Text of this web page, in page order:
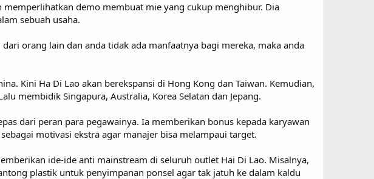
demo membuat mie yang cukup menghibur. Dia
sebuah usaha.
orang lain dan anda tidak ada manfaatnya bagi mereka, maka anda
Kini Ha Di Lao akan berekspansi di Hong Kong dan Taiwan. Kemudian,
membidik Singapura, Australia, Korea Selatan dan Jepang.
dari peran para pegawainya. Ia memberikan bonus kepada karyawan
motivasi ekstra agar manajer bisa melampaui target.
ide-ide anti mainstream di seluruh outlet Hai Di Lao. Misalnya,
plastik untuk penyimpanan ponsel agar tak jatuh ke dalam kaldu